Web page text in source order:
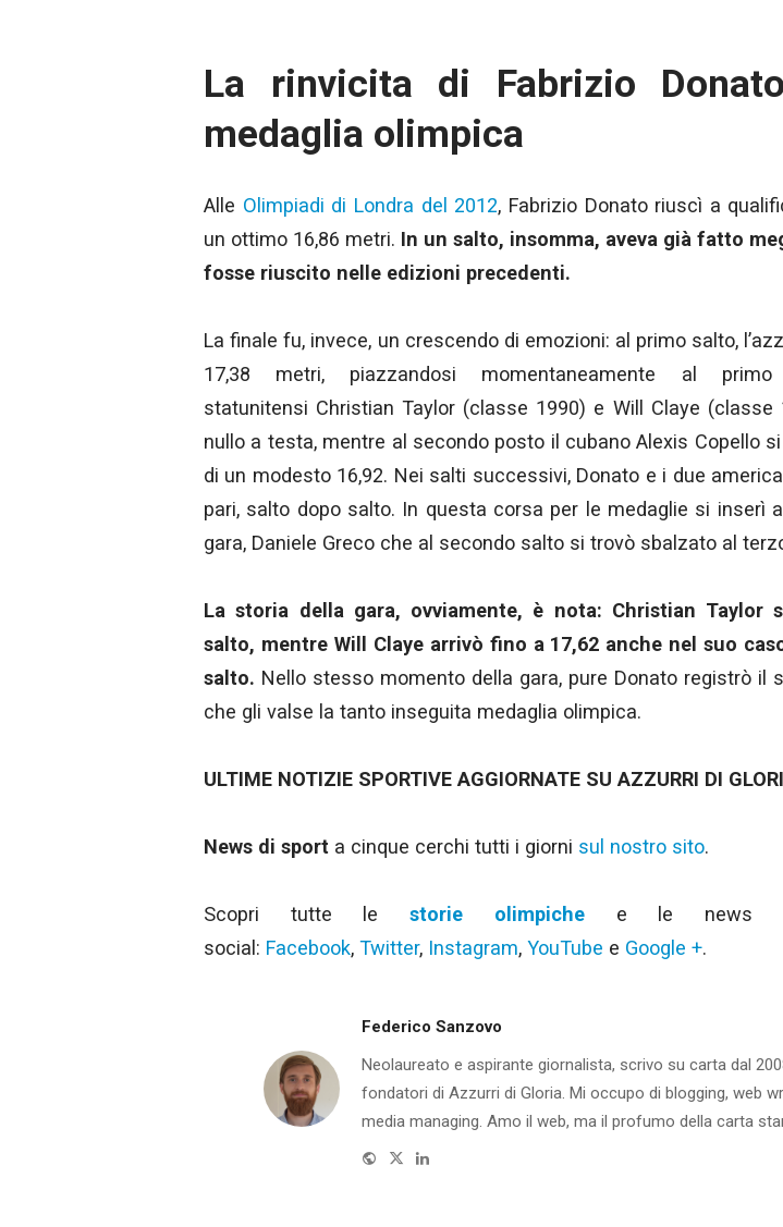
La rinvicita di Fabrizio
medaglia olimpica
Alle Olimpiadi di Londra del 2012, Fabrizio Donato riuscì a
un ottimo 16,86 metri. In un salto, insomma, aveva già fatto
fosse riuscito nelle edizioni precedenti.
La finale fu, invece, un crescendo di emozioni: al primo salto,
17,38 metri, piazzandosi momentaneamente al
statunitensi Christian Taylor (classe 1990) e Will Claye
nullo a testa, mentre al secondo posto il cubano Alexis Copello
di un modesto 16,92. Nei salti successivi, Donato e i due
pari, salto dopo salto. In questa corsa per le medaglie si inserì
gara, Daniele Greco che al secondo salto si trovò sbalzato al
La storia della gara, ovviamente, è nota: Christian Taylor
salto, mentre Will Claye arrivò fino a 17,62 anche nel suo
salto. Nello stesso momento della gara, pure Donato registrò il
che gli valse la tanto inseguita medaglia olimpica.
ULTIME NOTIZIE SPORTIVE AGGIORNATE SU AZZURRI DI
News di sport a cinque cerchi tutti i giorni sul nostro sito.
Scopri tutte lestorie olimpichee le news
social: Facebook, Twitter, Instagram, YouTube e Google +.
Federico Sanzovo
Neolaureato e aspirante giornalista, scrivo su carta dal
fondatori di Azzurri di Gloria. Mi occupo di blogging, web
media managing. Amo il web, ma il profumo della carta
WebsiteTwitterLinkedin